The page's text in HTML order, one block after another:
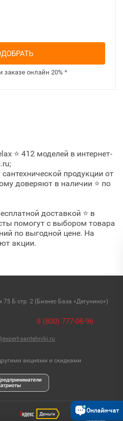
заказе онлайн 20% *
⭐ 412 моделей в интернет-
продукции от
доверяют в наличии ⭐ по
доставкой ⭐ в
помогут с выбором товара
по выгодной цене. На
акции.
Б стр. 2 (Бизнес База «Дегунино»)
8 (800) 777-08-96
santehniki.ru
акциями и скидками
Онлайн-чат